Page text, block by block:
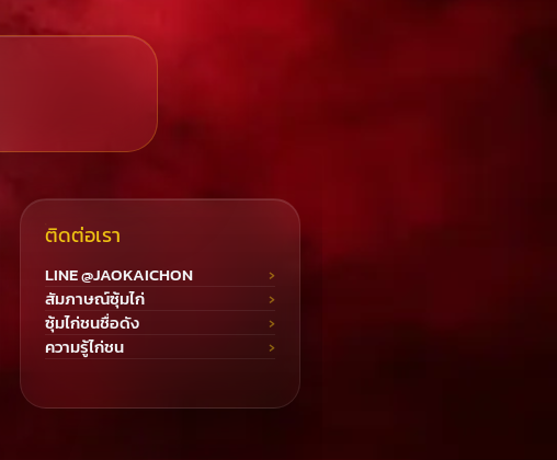
ติดต่อเรา
LINE @JAOKAICHON
สัมภาษณ์ซุ้มไก่
ซุ้มไก่ชนชื่อดัง
ความรู้ไก่ชน